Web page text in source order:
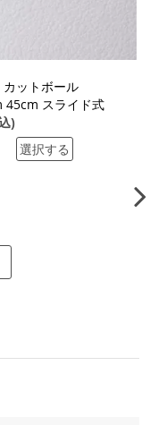
カットボール
45cm スライド式
)
選択する